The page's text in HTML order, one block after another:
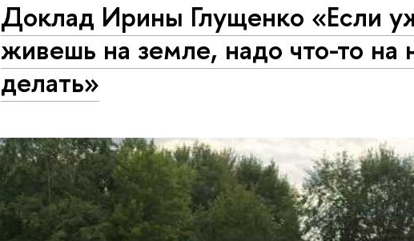
Доклад Ирины Глущенко «Если
живешь на земле, надо что-то на
делать»